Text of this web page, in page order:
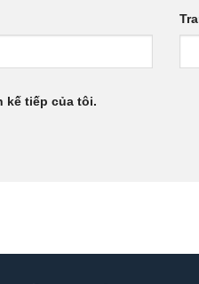
kế tiếp của tôi.